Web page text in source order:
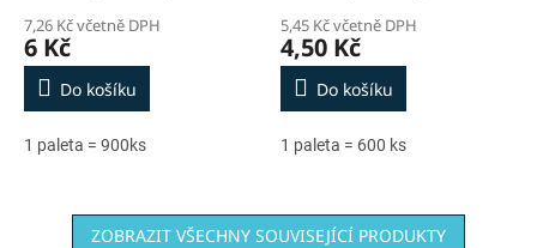
7,26 Kč včetně DPH
6 Kč
Do košíku
1 paleta = 900ks
5,45 Kč včetně DPH
4,50 Kč
Do košíku
1 paleta = 600 ks
ZOBRAZIT VŠECHNY SOUVISEJÍCÍ PRODUKTY